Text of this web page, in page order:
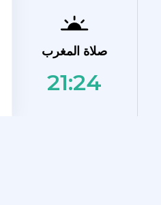
صلاة المغرب
21:24